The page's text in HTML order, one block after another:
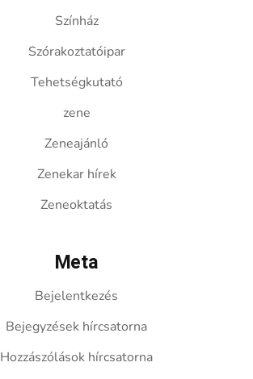
Színház
Szórakoztatóipar
Tehetségkutató
zene
Zeneajánló
Zenekar hírek
Zeneoktatás
Meta
Bejelentkezés
Bejegyzések hírcsatorna
Hozzászólások hírcsatorna